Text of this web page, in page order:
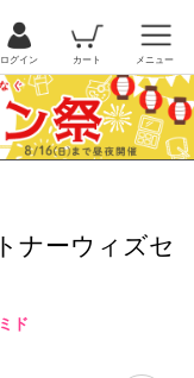
ログイン カート メニュー
ナーウィズセ
ド